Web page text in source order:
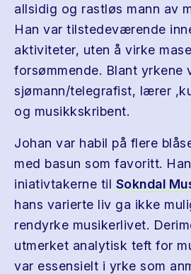
allsidig og rastløs mann av
Han var tilstedeværende
aktiviteter, uten å virke
forsømmende. Blant yrkene
sjømann/telegrafist, lærer
og musikkskribent.
Johan var habil på flere
med basun som favoritt.
iniativtakerne til Sokndal
hans varierte liv ga ikke
rendyrke musikerlivet.
utmerket analytisk teft for
var essensielt i yrke som